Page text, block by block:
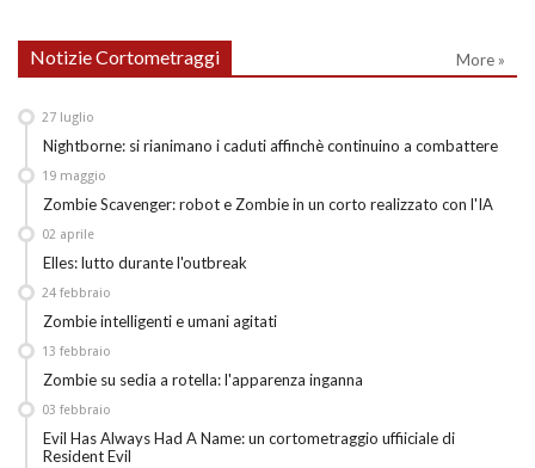
Notizie Cortometraggi More »
Nightborne: si rianimano i caduti affinchè continuino a combattere
27 luglio
Zombie Scavenger: robot e Zombie in un corto realizzato con l'IA
19 maggio
Elles: lutto durante l'outbreak
02 aprile
Zombie intelligenti e umani agitati
24 febbraio
Zombie su sedia a rotella: l'apparenza inganna
13 febbraio
Evil Has Always Had A Name: un cortometraggio uffiiciale di
Resident Evil
03 febbraio